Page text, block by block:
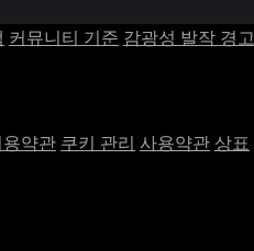
커뮤니티 기준 감광성 발작 경고
약관 쿠키 관리 사용약관 상표